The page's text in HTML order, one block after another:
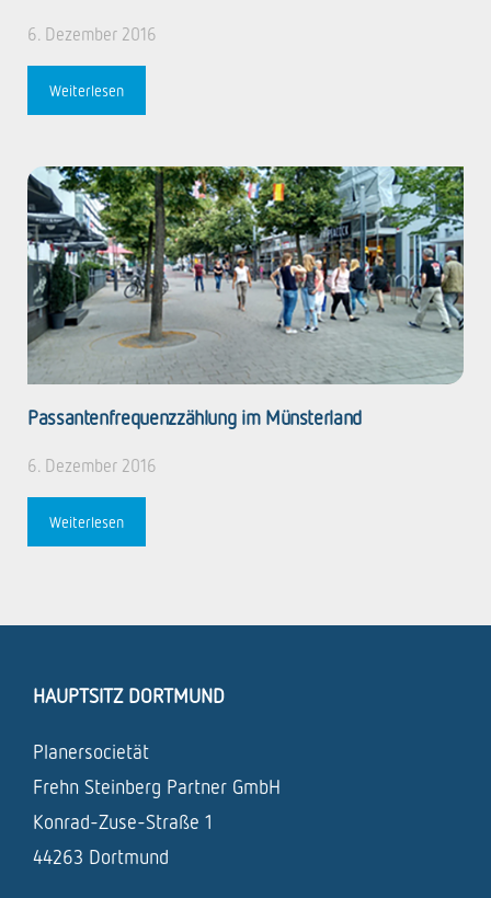
6. Dezember 2016
Weiterlesen
Passantenfrequenzzählung im Münsterland
6. Dezember 2016
Weiterlesen
HAUPTSITZ DORTMUND
Planersocietät
Frehn Steinberg Partner GmbH
Konrad-Zuse-Straße 1
44263 Dortmund